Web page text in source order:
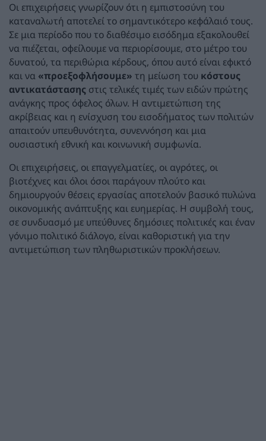
Οι επιχειρήσεις γνωρίζουν ότι η εμπιστοσύνη του
καταναλωτή αποτελεί το σημαντικότερο κεφάλαιό τους.
Σε μια περίοδο που το διαθέσιμο εισόδημα εξακολουθεί
να πιέζεται, οφείλουμε να περιορίσουμε, στο μέτρο του
δυνατού, τα περιθώρια κέρδους, όπου αυτό είναι εφικτό
και να «προεξοφλήσουμε» τη μείωση του κόστους
αντικατάστασης στις τελικές τιμές των ειδών πρώτης
ανάγκης προς όφελος όλων. Η αντιμετώπιση της
ακρίβειας και η ενίσχυση του εισοδήματος των πολιτών
απαιτούν υπευθυνότητα, συνεννόηση και μια
ουσιαστική εθνική και κοινωνική συμφωνία.
Οι επιχειρήσεις, οι επαγγελματίες, οι αγρότες, οι
βιοτέχνες και όλοι όσοι παράγουν πλούτο και
δημιουργούν θέσεις εργασίας αποτελούν βασικό πυλώνα
οικονομικής ανάπτυξης και ευημερίας. Η συμβολή τους,
σε συνδυασμό με υπεύθυνες δημόσιες πολιτικές και έναν
γόνιμο πολιτικό διάλογο, είναι καθοριστική για την
αντιμετώπιση των πληθωριστικών προκλήσεων.